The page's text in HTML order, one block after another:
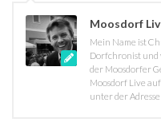
Moosdorf
Mein Name ist
Dorfchronist
der Moosdorfer
Moosdorf Live
unter der